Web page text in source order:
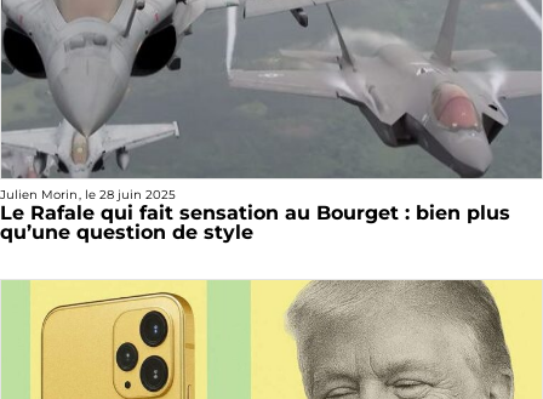
Julien Morin, le 28 juin 2025
Le Rafale qui fait sensation au Bourget : bien plus
qu’une question de style